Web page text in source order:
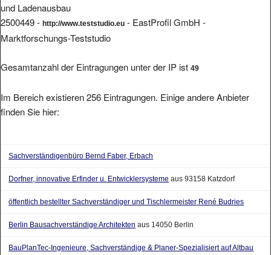
und Ladenausbau
2500449 - http://www.teststudio.eu - EastProfil GmbH -
Marktforschungs-Teststudio
Gesamtanzahl der Eintragungen unter der IP ist 49
Im Bereich existieren 256 Eintragungen. Einige andere Anbieter
finden Sie hier:
Sachverständigenbüro Bernd Faber, Erbach
Dorfner, innovative Erfinder u. Entwicklersysteme aus 93158 Katzdorf
öffentlich bestellter Sachverständiger und Tischlermeister René Budries
Berlin Bausachverständige Architekten aus 14050 Berlin
BauPlanTec-Ingenieure, Sachverständige & Planer-Spezialisiert auf Altbau